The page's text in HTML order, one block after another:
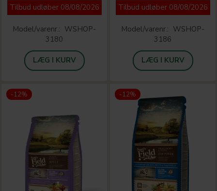
Tilbud udløber 08/08/2026
Model/varenr.: WSHOP-
3180
LÆG I KURV
Tilbud udløber 08/08/2026
Model/varenr.: WSHOP-
3186
LÆG I KURV
-12% -12%